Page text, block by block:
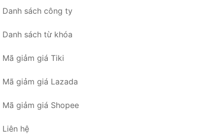
Danh sách công ty
Danh sách từ khóa
Mã giảm giá Tiki
Mã giảm giá Lazada
Mã giảm giá Shopee
Liên hệ